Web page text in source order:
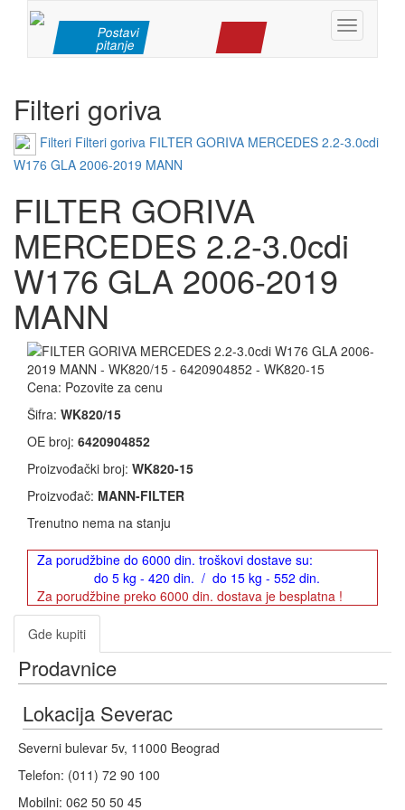
Toggle
navigation
Postavi
pitanje
Filteri goriva
Filteri Filteri goriva FILTER GORIVA MERCEDES 2.2-3.0cdi
W176 GLA 2006-2019 MANN
FILTER GORIVA
MERCEDES 2.2-3.0cdi
W176 GLA 2006-2019
MANN
Cena: Pozovite za cenu
Šifra: WK820/15
OE broj: 6420904852
Proizvođački broj: WK820-15
Proizvođač: MANN-FILTER
Trenutno nema na stanju
Za porudžbine do 6000 din. troškovi dostave su:
do 5 kg - 420 din. / do 15 kg - 552 din.
Za porudžbine preko 6000 din. dostava je besplatna !
Gde kupiti
Prodavnice
Lokacija Severac
Severni bulevar 5v, 11000 Beograd
Telefon: (011) 72 90 100
Mobilni: 062 50 50 45